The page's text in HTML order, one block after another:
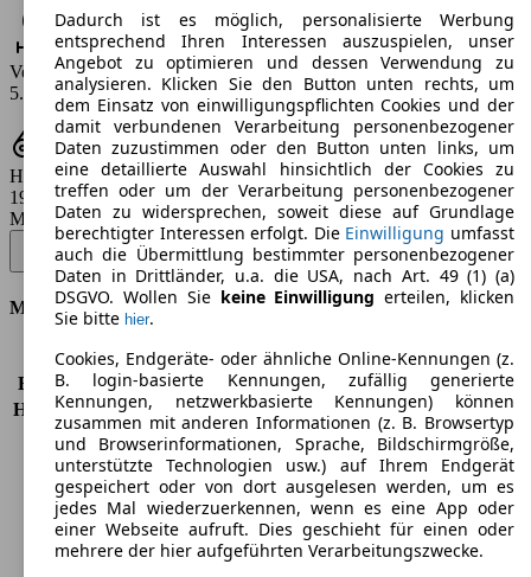
Verbrauch
5.8 - 7.3 l/100km
Hubraum
1997 ccm
Modellbezeichnung:
Proace 2,0-l-D-4D (5-Si.) Autm. Verso compact Team Deutschland -
130 KW (177 PS) (2020/03 - 2020/12)▼
Motor & Leistung
KW (PS)
130 kW (177 PS)
Beschleunigung (0-100 km/h) -
Höchstgeschwindigkeit (km/h) 185 km/h
Anzahl der Gänge
8
Drehmoment
400 nm
Hubraum
1997 ccm
Kraftstoff
Diesel
Zylinder
4
Dadurch ist es möglich, personalisierte Werbung
entsprechend Ihren Interessen auszuspielen, unser
Angebot zu optimieren und dessen Verwendung zu
analysieren. Klicken Sie den Button unten rechts, um
dem Einsatz von einwilligungspflichten Cookies und der
damit verbundenen Verarbeitung personenbezogener
Daten zuzustimmen oder den Button unten links, um
eine detaillierte Auswahl hinsichtlich der Cookies zu
treffen oder um der Verarbeitung personenbezogener
Daten zu widersprechen, soweit diese auf Grundlage
berechtigter Interessen erfolgt. Die Einwilligung umfasst
auch die Übermittlung bestimmter personenbezogener
Daten in Drittländer, u.a. die USA, nach Art. 49 (1) (a)
DSGVO. Wollen Sie keine Einwilligung erteilen, klicken
Sie bitte hier.
Cookies, Endgeräte- oder ähnliche Online-Kennungen (z.
B. login-basierte Kennungen, zufällig generierte
Kennungen, netzwerkbasierte Kennungen) können
zusammen mit anderen Informationen (z. B. Browsertyp
und Browserinformationen, Sprache, Bildschirmgröße,
unterstützte Technologien usw.) auf Ihrem Endgerät
gespeichert oder von dort ausgelesen werden, um es
jedes Mal wiederzuerkennen, wenn es eine App oder
einer Webseite aufruft. Dies geschieht für einen oder
mehrere der hier aufgeführten Verarbeitungszwecke.